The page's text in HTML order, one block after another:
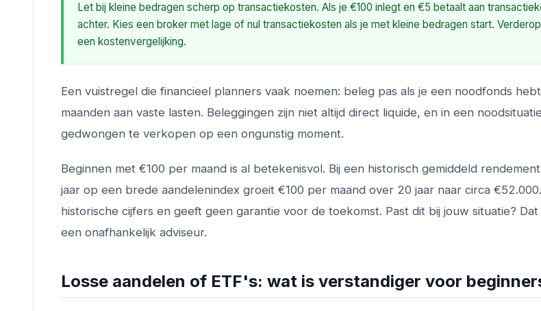
Let bij kleine bedragen scherp op transactiekosten. Als je €100 inlegt en €5 betaalt aan
achter. Kies een broker met lage of nul transactiekosten als je met kleine bedragen start.
een kostenvergelijking.
Een vuistregel die financieel planners vaak noemen: beleg pas als je een noodfonds
maanden aan vaste lasten. Beleggingen zijn niet altijd direct liquide, en in een
gedwongen te verkopen op een ongunstig moment.
Beginnen met €100 per maand is al betekenisvol. Bij een historisch gemiddeld
jaar op een brede aandelenindex groeit €100 per maand over 20 jaar naar circa
historische cijfers en geeft geen garantie voor de toekomst. Past dit bij jouw situatie?
een onafhankelijk adviseur.
Losse aandelen of ETF's: wat is verstandiger voor